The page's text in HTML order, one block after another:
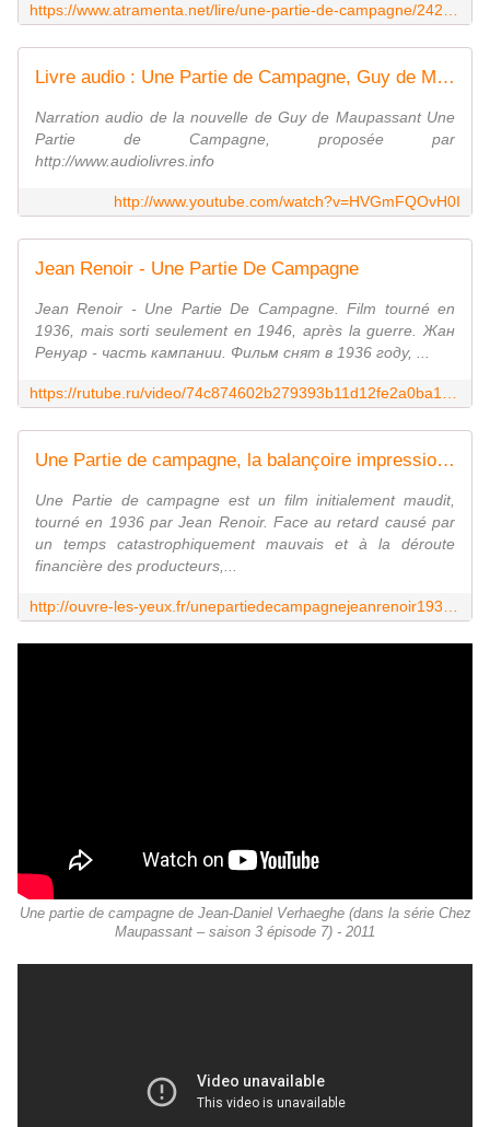
Livre audio : Une Partie de Campagne, Guy de Maupassant
Narration audio de la nouvelle de Guy de Maupassant Une
Partie de Campagne, proposée par
http://www.audiolivres.info
http://www.youtube.com/watch?v=HVGmFQOvH0I
Jean Renoir - Une Partie De Campagne
Jean Renoir - Une Partie De Campagne. Film tourné en
1936, mais sorti seulement en 1946, après la guerre. Жан
Ренуар - часть кампании. Фильм снят в 1936 году, ...
Une Partie de campagne, la balançoire impressionniste
Une Partie de campagne est un film initialement maudit,
tourné en 1936 par Jean Renoir. Face au retard causé par
un temps catastrophiquement mauvais et à la déroute
financière des producteurs,...
Une partie de campagne de Jean-Daniel Verhaeghe (dans la série Chez
Maupassant – saison 3 épisode 7) - 2011